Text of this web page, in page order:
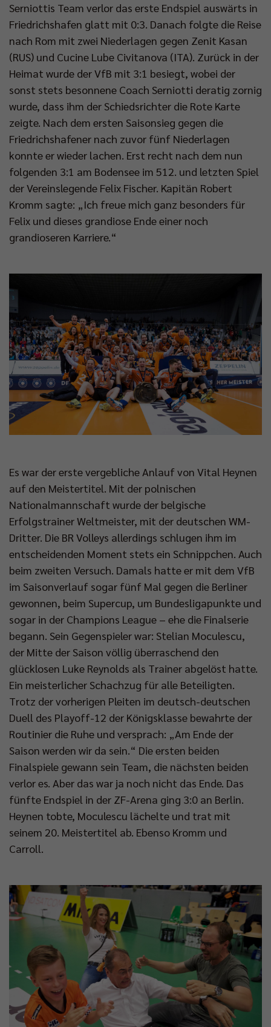
Serniottis Team verlor das erste Endspiel auswärts in
Friedrichshafen glatt mit 0:3. Danach folgte die Reise
nach Rom mit zwei Niederlagen gegen Zenit Kasan
(RUS) und Cucine Lube Civitanova (ITA). Zurück in der
Heimat wurde der VfB mit 3:1 besiegt, wobei der
sonst stets besonnene Coach Serniotti deratig zornig
wurde, dass ihm der Schiedsrichter die Rote Karte
zeigte. Nach dem ersten Saisonsieg gegen die
Friedrichshafener nach zuvor fünf Niederlagen
konnte er wieder lachen. Erst recht nach dem nun
folgenden 3:1 am Bodensee im 512. und letzten Spiel
der Vereinslegende Felix Fischer. Kapitän Robert
Kromm sagte: „Ich freue mich ganz besonders für
Felix und dieses grandiose Ende einer noch
grandioseren Karriere.“
Es war der erste vergebliche Anlauf von Vital Heynen
auf den Meistertitel. Mit der polnischen
Nationalmannschaft wurde der belgische
Erfolgstrainer Weltmeister, mit der deutschen WM-
Dritter. Die BR Volleys allerdings schlugen ihm im
entscheidenden Moment stets ein Schnippchen. Auch
beim zweiten Versuch. Damals hatte er mit dem VfB
im Saisonverlauf sogar fünf Mal gegen die Berliner
gewonnen, beim Supercup, um Bundesligapunkte und
sogar in der Champions League – ehe die Finalserie
begann. Sein Gegenspieler war: Stelian Moculescu,
der Mitte der Saison völlig überraschend den
glücklosen Luke Reynolds als Trainer abgelöst hatte.
Ein meisterlicher Schachzug für alle Beteiligten.
Trotz der vorherigen Pleiten im deutsch-deutschen
Duell des Playoff-12 der Königsklasse bewahrte der
Routinier die Ruhe und versprach: „Am Ende der
Saison werden wir da sein.“ Die ersten beiden
Finalspiele gewann sein Team, die nächsten beiden
verlor es. Aber das war ja noch nicht das Ende. Das
fünfte Endspiel in der ZF-Arena ging 3:0 an Berlin.
Heynen tobte, Moculescu lächelte und trat mit
seinem 20. Meistertitel ab. Ebenso Kromm und
Carroll.